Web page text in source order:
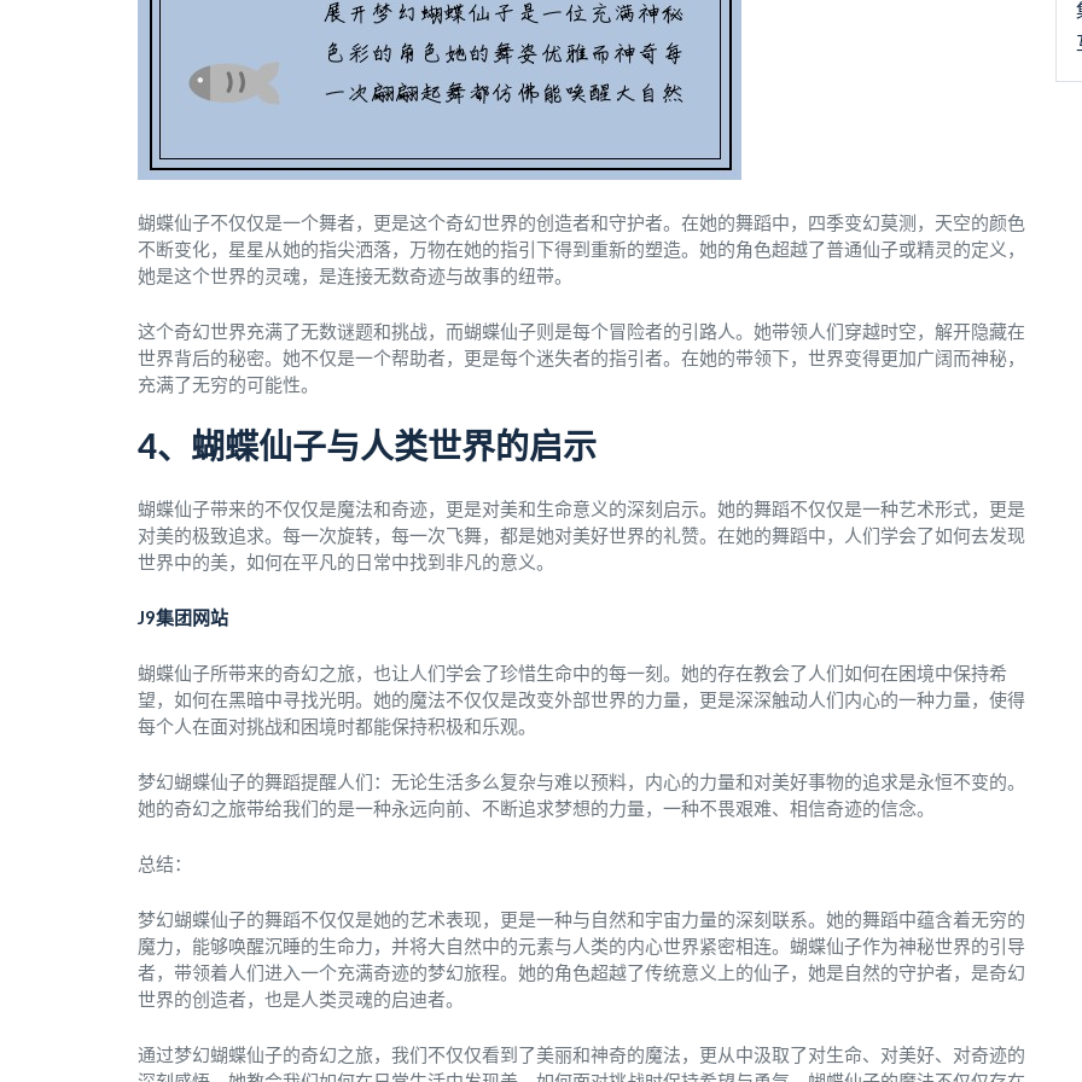
蝴蝶仙子不仅仅是一个舞者，更是这个奇幻世界的创造者和守护者。在她的舞蹈中，四季变幻莫测，天空的颜色
不断变化，星星从她的指尖洒落，万物在她的指引下得到重新的塑造。她的角色超越了普通仙子或精灵的定义，
她是这个世界的灵魂，是连接无数奇迹与故事的纽带。
这个奇幻世界充满了无数谜题和挑战，而蝴蝶仙子则是每个冒险者的引路人。她带领人们穿越时空，解开隐藏在
世界背后的秘密。她不仅是一个帮助者，更是每个迷失者的指引者。在她的带领下，世界变得更加广阔而神秘，
充满了无穷的可能性。
4、蝴蝶仙子与人类世界的启示
蝴蝶仙子带来的不仅仅是魔法和奇迹，更是对美和生命意义的深刻启示。她的舞蹈不仅仅是一种艺术形式，更是
对美的极致追求。每一次旋转，每一次飞舞，都是她对美好世界的礼赞。在她的舞蹈中，人们学会了如何去发现
世界中的美，如何在平凡的日常中找到非凡的意义。
J9集团网站
蝴蝶仙子所带来的奇幻之旅，也让人们学会了珍惜生命中的每一刻。她的存在教会了人们如何在困境中保持希
望，如何在黑暗中寻找光明。她的魔法不仅仅是改变外部世界的力量，更是深深触动人们内心的一种力量，使得
每个人在面对挑战和困境时都能保持积极和乐观。
梦幻蝴蝶仙子的舞蹈提醒人们：无论生活多么复杂与难以预料，内心的力量和对美好事物的追求是永恒不变的。
她的奇幻之旅带给我们的是一种永远向前、不断追求梦想的力量，一种不畏艰难、相信奇迹的信念。
总结：
梦幻蝴蝶仙子的舞蹈不仅仅是她的艺术表现，更是一种与自然和宇宙力量的深刻联系。她的舞蹈中蕴含着无穷的
魔力，能够唤醒沉睡的生命力，并将大自然中的元素与人类的内心世界紧密相连。蝴蝶仙子作为神秘世界的引导
者，带领着人们进入一个充满奇迹的梦幻旅程。她的角色超越了传统意义上的仙子，她是自然的守护者，是奇幻
世界的创造者，也是人类灵魂的启迪者。
通过梦幻蝴蝶仙子的奇幻之旅，我们不仅仅看到了美丽和神奇的魔法，更从中汲取了对生命、对美好、对奇迹的